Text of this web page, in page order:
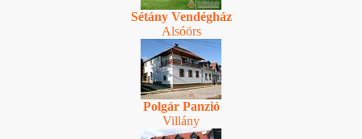
Sétány Vendégház
Alsóörs
Polgár Panzió
Villány